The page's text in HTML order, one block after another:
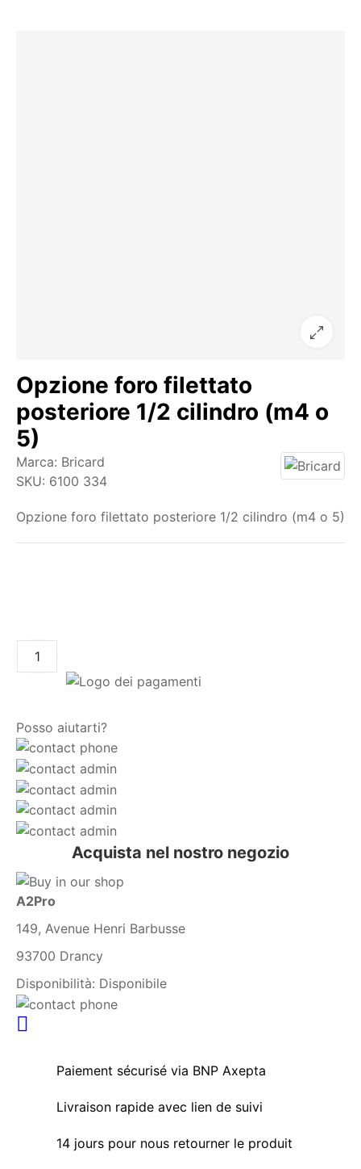
Opzione foro filettato
posteriore 1/2 cilindro (m4 o
5)
Marca: Bricard
SKU: 6100 334
Opzione foro filettato posteriore 1/2 cilindro (m4 o 5)
Posso aiutarti?
Acquista nel nostro negozio
A2Pro
149, Avenue Henri Barbusse
93700 Drancy
Disponibilità: Disponibile
Paiement sécurisé via BNP Axepta
Livraison rapide avec lien de suivi
14 jours pour nous retourner le produit